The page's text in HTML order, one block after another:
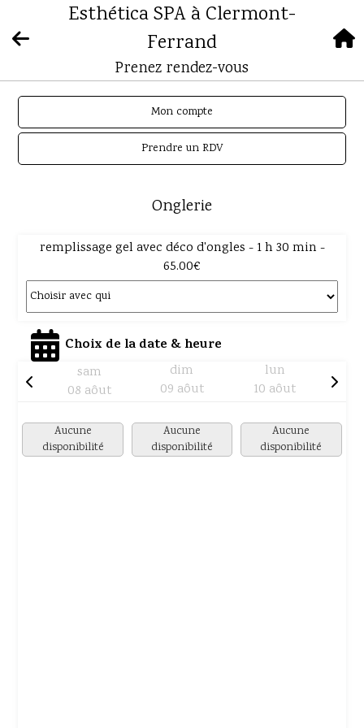
Esthética SPA à Clermont-
Ferrand
Prenez rendez-vous
Mon compte
Prendre un RDV
Onglerie
remplissage gel avec déco d'ongles - 1 h 30 min -
65.00€
Choix de la date & heure
sam
08 aôut
dim
09 aôut
lun
10 aôut
Aucune
disponibilité
Aucune
disponibilité
Aucune
disponibilité